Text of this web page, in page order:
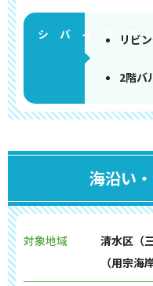
リビ
2階バ
海沿い
対象地域
清水区（
（用宗海